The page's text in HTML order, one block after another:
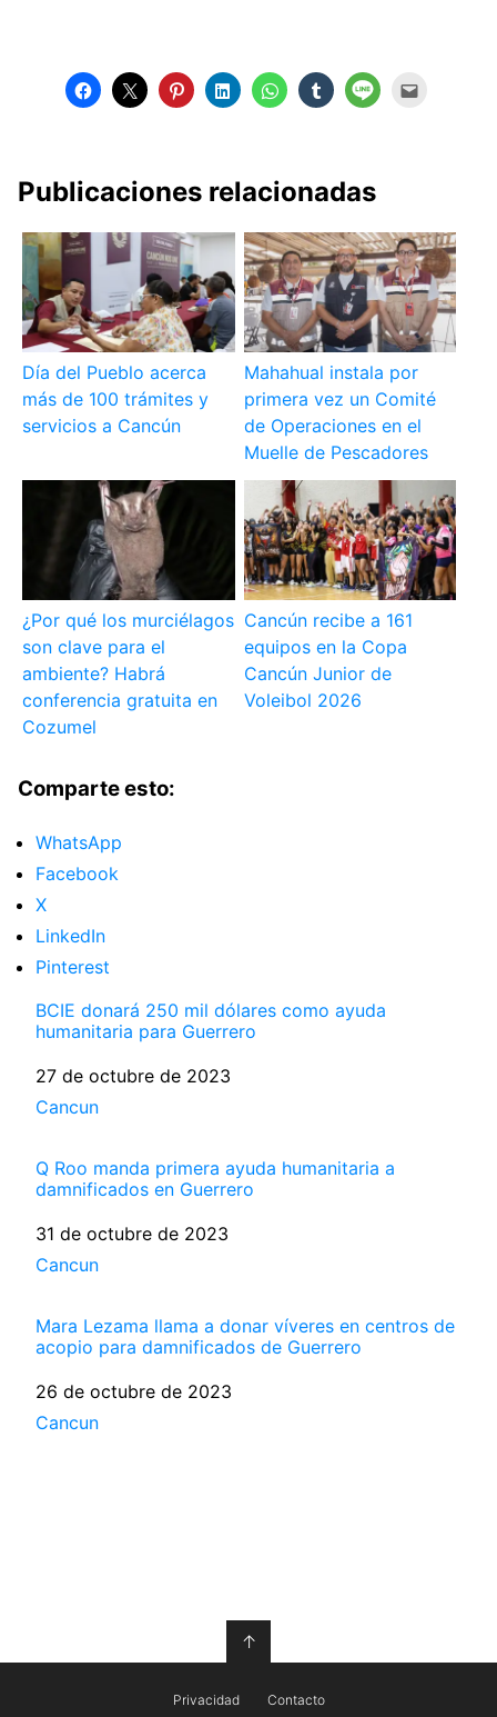
Publicaciones relacionadas
Día del Pueblo acerca
más de 100 trámites y
servicios a Cancún
Mahahual instala por
primera vez un Comité
de Operaciones en el
Muelle de Pescadores
¿Por qué los murciélagos
son clave para el
ambiente? Habrá
conferencia gratuita en
Cozumel
Cancún recibe a 161
equipos en la Copa
Cancún Junior de
Voleibol 2026
Comparte esto:
WhatsApp
Facebook
X
LinkedIn
Pinterest
BCIE donará 250 mil dólares como ayuda
humanitaria para Guerrero
Fecha
27 de octubre de 2023
Respecto a
Cancun
Q Roo manda primera ayuda humanitaria a
damnificados en Guerrero
Fecha
31 de octubre de 2023
Respecto a
Cancun
Mara Lezama llama a donar víveres en centros de
acopio para damnificados de Guerrero
Fecha
26 de octubre de 2023
Respecto a
Cancun
↑
Privacidad Contacto